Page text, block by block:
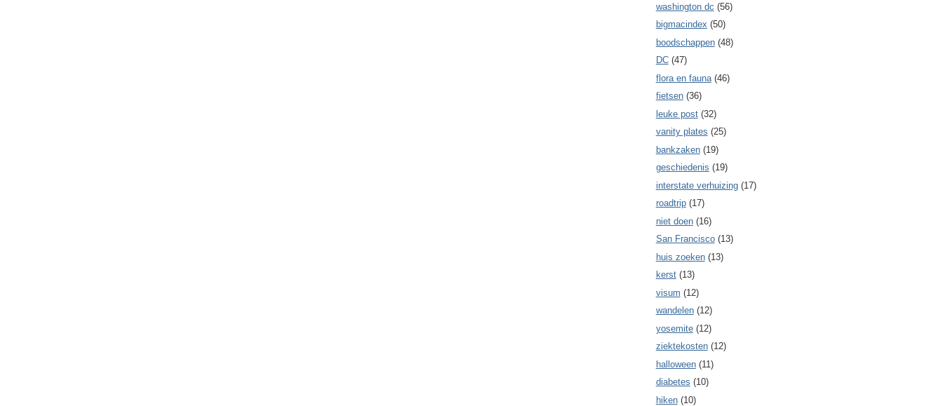
washington dc (56)
bigmacindex (50)
boodschappen (48)
DC (47)
flora en fauna (46)
fietsen (36)
leuke post (32)
vanity plates (25)
bankzaken (19)
geschiedenis (19)
interstate verhuizing (17)
roadtrip (17)
niet doen (16)
San Francisco (13)
huis zoeken (13)
kerst (13)
visum (12)
wandelen (12)
yosemite (12)
ziektekosten (12)
halloween (11)
diabetes (10)
hiken (10)